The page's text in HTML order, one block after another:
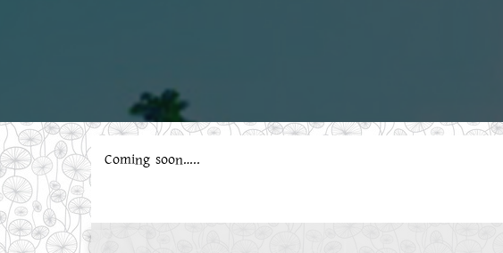
Coming soon…..